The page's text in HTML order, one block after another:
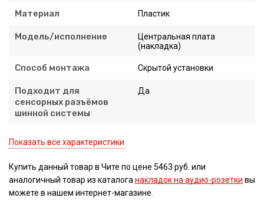
Материал Пластик
Модель/исполнение
Центральная плата
(накладка)
Способ монтажа Скрытой установки
Подходит для
сенсорных разъёмов
шинной системы
Да
Показать все характеристики
Купить данный товар в Чите по цене 5463 руб. или
аналогичный товар из каталоганакладок на аудио-розетки вы
можете в нашем интернет-магазине.